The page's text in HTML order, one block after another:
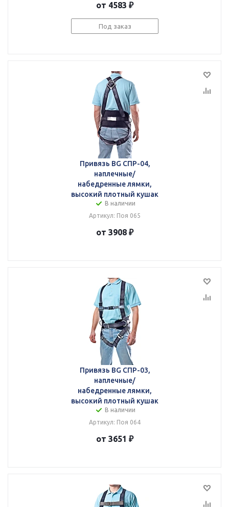
от 4583 ₽
Под заказ
Привязь BG СПР-04,
наплечные/
набедренные лямки,
высокий плотный кушак
В наличии
Артикул: Поя 065
от 3908 ₽
Привязь BG СПР-03,
наплечные/
набедренные лямки,
высокий плотный кушак
В наличии
Артикул: Поя 064
от 3651 ₽